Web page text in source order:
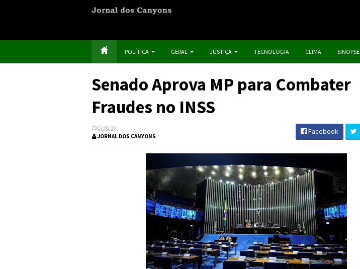
POLÍTICA GERAL JUSTIÇA TECNOLOGIA CLIMA SINOPSE
Senado Aprova MP para Combater
Fraudes no INSS
07:06:00
JORNAL DOS CANYONS
Facebook